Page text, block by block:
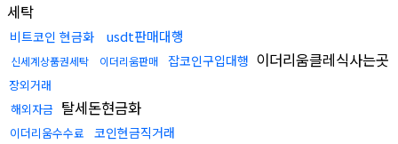
세탁
비트코인 현금화 usdt판매대행
신세계상품권세탁 이더리움판매 잡코인구입대행 이더리움클레식사는곳
장외거래
해외자금 탈세돈현금화
이더리움수수료 코인현금직거래